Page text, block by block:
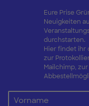
Eure Prise
Neuigkeiten
durchstarten.
Hier findet ihr
zur
Mailchimp,
Vorname